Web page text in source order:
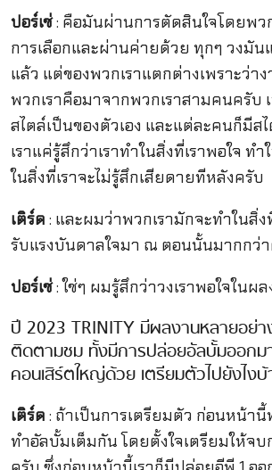
ปอร์เช่: คือมันผ่านการตัดสินใจโดยพว
การเลือกและผ่านค่ายด้วย ทุกๆ วงมั
แล้ว แต่ของพวกเราแตกต่างเพราะว่า
พวกเราคือมาจากพวกเราสามคนครับ
สไตล์เป็นของตัวเอง และแต่ละคนก็มีส
เราแค่รู้สึกว่าเราทำในสิ่งที่เราพอใจ ท
ในสิ่งที่เราจะไม่รู้สึกเสียดายทีหลังครับ
เติร์ด : และผมว่าพวกเรามักจะทำในสิ่ง
รับแรงบันดาลใจมา ณ ตอนนั้นมากกว่
ปอร์เช่: ใช่ๆ ผมรู้สึกว่าวงเราพอใจในผ
ปี 2023 TRINITY มีผลงานหลายอย่า
ติดตามชม ทั้งมีการปล่อยอัลบั้มออกม
คอนเสิร์ตใหญ่ด้วย เตรียมตัวไปยังไงบ้
เติร์ด : ถ้าเป็นการเตรียมตัว ก่อนหน้านี้
ทำอัลบั้มเต็มกัน โดยตั้งใจเตรียมให้จบ